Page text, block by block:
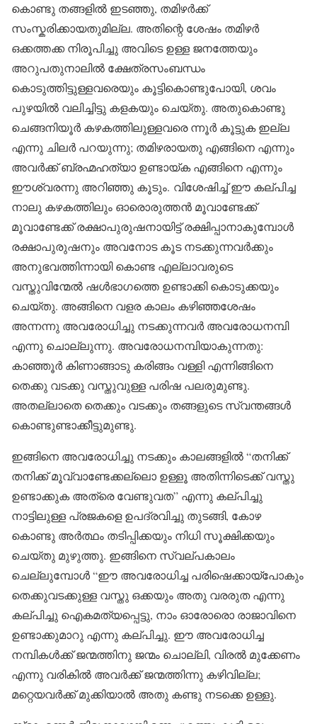
കൊണ്ടു തങ്ങളിൽ ഇടഞ്ഞു, തമിഴർക്ക്
സംസ്കരിക്കായതുമില്ല. അതിന്റെ ശേഷം തമിഴർ
ഒക്കത്തക്ക നിരൂപിച്ചു അവിടെ ഉള്ള ജനത്തേയും
അറുപതുനാലിൽ ക്ഷേത്രസംബന്ധം
കൊടുത്തിട്ടുള്ളവരെയും കൂട്ടികൊണ്ടുപോയി, ശവം
പുഴയിൽ വലിച്ചിട്ടു കളകയും ചെയ്തു. അതുകൊണ്ടു
ചെങ്ങനിയൂർ കഴകത്തിലുള്ളവരെ ന്നൂർ കൂട്ടുക ഇല്ല
എന്നു ചിലർ പറയുന്നു; തമിഴരായതു എങ്ങിനെ എന്നും
അവർക്ക് ബ്രഹ്മഹത്യാ ഉണ്ടായ്ക എങ്ങിനെ എന്നും
ഈശ്വരന്നു അറിഞ്ഞു കൂടും. വിശേഷിച്ച് ഈ കല്പിച്ച
നാലു കഴകത്തിലും ഓരൊരുത്തൻ മൂവാണ്ടേക്ക്
മൂവാണ്ടേക്ക് രക്ഷാപുരുഷനായിട്ട് രക്ഷിപ്പാനാകുമ്പോൾ
രക്ഷാപുരുഷനും അവനോട കൂട നടക്കുന്നവർക്കും
അനുഭവത്തിന്നായി കൊണ്ട എല്ലാവരുടെ
വസ്തുവിന്മേൽ ഷൾഭാഗത്തെ ഉണ്ടാക്കി കൊടുക്കയും
ചെയ്തു. അങ്ങിനെ വളര കാലം കഴിഞ്ഞശേഷം
അന്നന്നു അവരോധിച്ചു നടക്കുന്നവർ അവരോധനമ്പി
എന്നു ചൊല്ലുന്നു. അവരോധനമ്പിയാകുന്നതു:
കാഞ്ഞൂർ കിണാങ്ങാടു കരിങ്ങം വള്ളി എന്നിങ്ങിനെ
തെക്കു വടക്കു വസ്തുവുള്ള പരിഷ പലരുമുണ്ടു.
അതല്ലാതെ തെക്കും വടക്കും തങ്ങളുടെ സ്വന്തങ്ങൾ
കൊണ്ടുണ്ടാക്കീട്ടുമുണ്ടു.
ഇങ്ങിനെ അവരോധിച്ചു നടക്കും കാലങ്ങളിൽ “തനിക്ക്
തനിക്ക് മൂവ്വാണ്ടേക്കല്ലൊ ഉള്ളൂ അതിന്നിടെക്ക് വസ്തു
ഉണ്ടാക്കുക അത്രെ വേണ്ടുവത” എന്നു കല്പിച്ചു
നാട്ടിലുള്ള പ്രജകളെ ഉപദ്രവിച്ചു തുടങ്ങി, കോഴ
കൊണ്ടു അർത്ഥം തടിപ്പിക്കയും നിധി സൂക്ഷിക്കയും
ചെയ്തു മുഴുത്തു. ഇങ്ങിനെ സ്വല്പകാലം
ചെല്ലുമ്പോൾ “ഈ അവരോധിച്ച പരിഷെക്കായ്പോകും
തെക്കുവടക്കുള്ള വസ്തു ഒക്കയും അതു വരരുത എന്നു
കല്പിച്ചു ഐകമത്യപ്പെട്ടു, നാം ഓരോരൊ രാജാവിനെ
ഉണ്ടാക്കുമാറു എന്നു കല്പിച്ചു. ഈ അവരോധിച്ച
നമ്പികൾക്ക് ജന്മത്തിനു ജന്മം ചൊല്ലി, വിരൽ മുക്കേണം
എന്നു വരികിൽ അവർക്ക് ജന്മത്തിന്നു കഴിവില്ല;
മറ്റെയവർക്ക് മുക്കിയാൽ അതു കണ്ടു നടക്കെ ഉള്ളു.